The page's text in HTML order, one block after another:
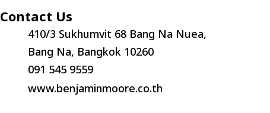
Contact Us
410/3 Sukhumvit 68 Bang Na Nuea,
Bang Na, Bangkok 10260
091 545 9559
www.benjaminmoore.co.th